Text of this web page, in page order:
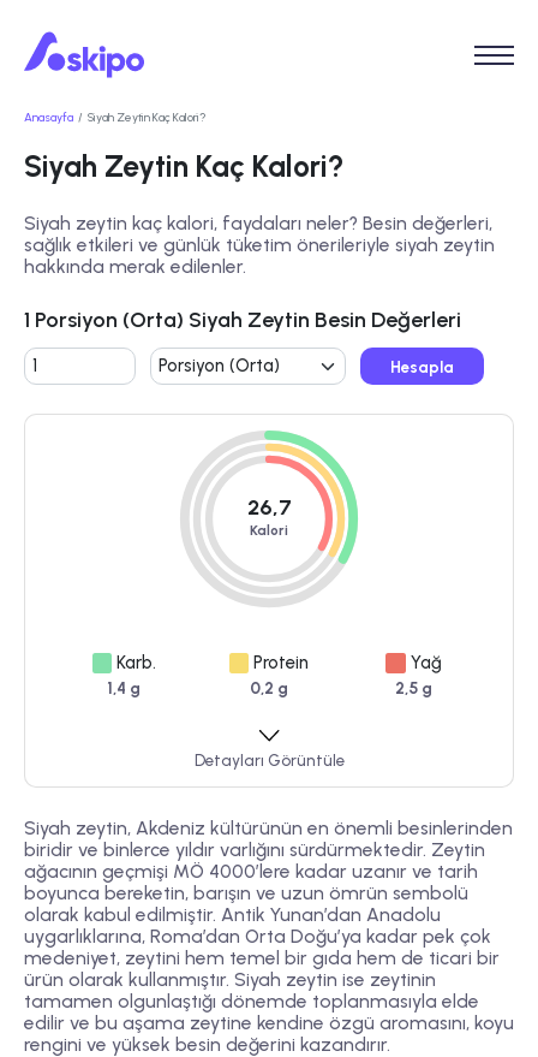
Anasayfa Siyah Zeytin Kaç Kalori?
Siyah Zeytin Kaç Kalori?
Siyah zeytin kaç kalori, faydaları neler? Besin değerleri,
sağlık etkileri ve günlük tüketim önerileriyle siyah zeytin
hakkında merak edilenler.
1 Porsiyon (Orta) Siyah Zeytin Besin Değerleri
Hesapla
26,7
Kalori
Karb.
1,4 g
Protein
0,2 g
Yağ
2,5 g
Detayları Görüntüle
Siyah zeytin, Akdeniz kültürünün en önemli besinlerinden
biridir ve binlerce yıldır varlığını sürdürmektedir. Zeytin
ağacının geçmişi MÖ 4000’lere kadar uzanır ve tarih
boyunca bereketin, barışın ve uzun ömrün sembolü
olarak kabul edilmiştir. Antik Yunan’dan Anadolu
uygarlıklarına, Roma’dan Orta Doğu’ya kadar pek çok
medeniyet, zeytini hem temel bir gıda hem de ticari bir
ürün olarak kullanmıştır. Siyah zeytin ise zeytinin
tamamen olgunlaştığı dönemde toplanmasıyla elde
edilir ve bu aşama zeytine kendine özgü aromasını, koyu
rengini ve yüksek besin değerini kazandırır.